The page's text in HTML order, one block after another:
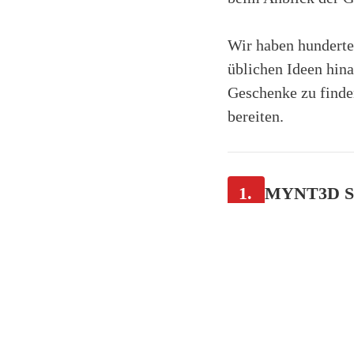
Wir haben
üblichen Ideen
Geschenke zu
bereiten.
1. MYNT3D